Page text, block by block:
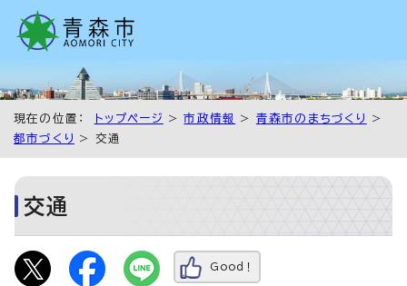
現在の位置： トップページ >市政情報 > 青森市のまちづくり
>
都市づくり
> 交通
交通
Good！